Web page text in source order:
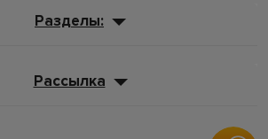
Разделы:
Рассылка